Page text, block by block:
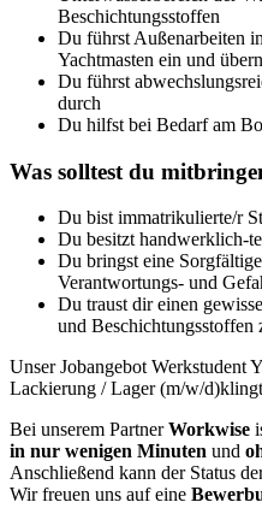
Beschichtungsstoffen
Du führst Außenarbeiten
Yachtmasten ein und
Du führst
durch
Du hilfst bei Bedarf am
Was solltest du
Du bist immatrikulierte/r
Du besitzt handwerklich-
Du bringst eine
Verantwortungs- und
Du traust dir einen
und Beschichtungsstoffen
Unser Jobangebot Werkstudent
Lackierung / Lager (m/w/
Bei unserem PartnerWorkwise
in nur wenigen Minuten und
Anschließend kann der Status
Wir freuen uns auf eine